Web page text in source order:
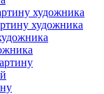
художника
художника